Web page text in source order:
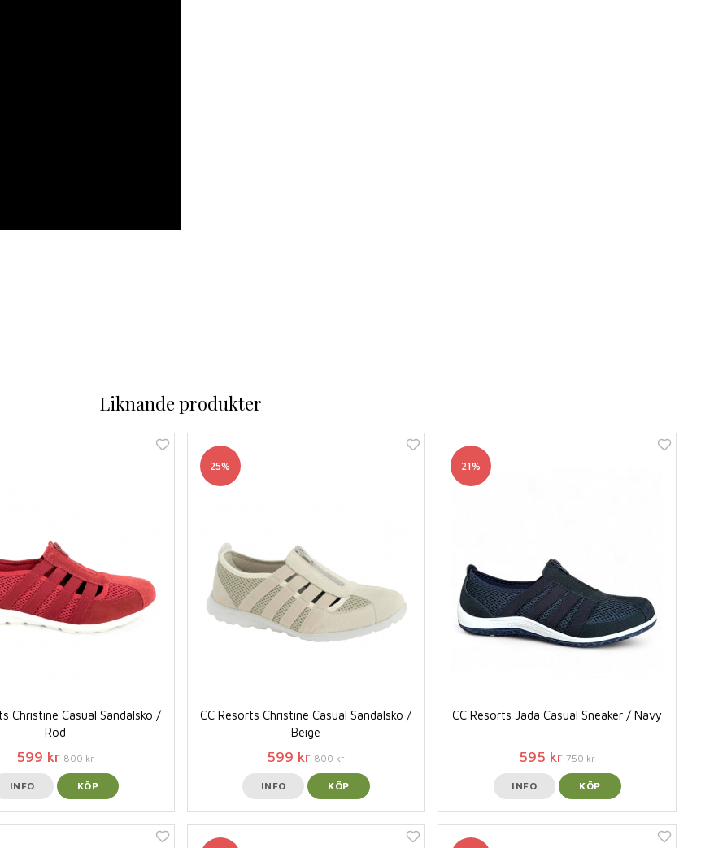
Liknande produkter
Christine Casual Sandalsko /
Röd
599 kr 800 kr
INFO KÖP
25%
CC Resorts Christine Casual Sandalsko /
Beige
599 kr 800 kr
INFO KÖP
21%
CC Resorts Jada Casual Sneaker / Navy
595 kr 750 kr
INFO KÖP